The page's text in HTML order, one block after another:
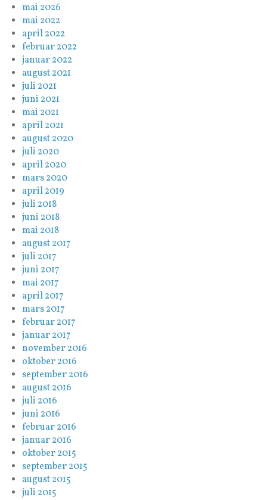
mai 2026
mai 2022
april 2022
februar 2022
januar 2022
august 2021
juli 2021
juni 2021
mai 2021
april 2021
august 2020
juli 2020
april 2020
mars 2020
april 2019
juli 2018
juni 2018
mai 2018
august 2017
juli 2017
juni 2017
mai 2017
april 2017
mars 2017
februar 2017
januar 2017
november 2016
oktober 2016
september 2016
august 2016
juli 2016
juni 2016
februar 2016
januar 2016
oktober 2015
september 2015
august 2015
juli 2015